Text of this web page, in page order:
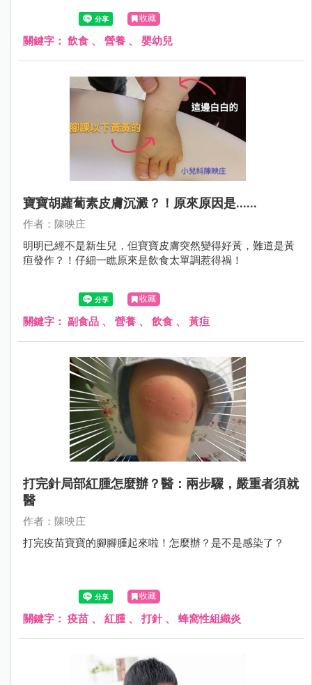
收藏
關鍵字： 飲食 、 營養 、 嬰幼兒
寶寶胡蘿蔔素皮膚沉澱？！原來原因是......
作者：陳映庄
明明已經不是新生兒，但寶寶皮膚突然變得好黃，難道是黃
疸發作？！仔細一瞧原來是飲食太單調惹得禍！
收藏
關鍵字： 副食品 、 營養 、 飲食 、 黃疸
打完針局部紅腫怎麼辦？醫：兩步驟，嚴重者須就
醫
作者：陳映庄
打完疫苗寶寶的腳腳腫起來啦！怎麼辦？是不是感染了？
收藏
關鍵字： 疫苗 、 紅腫、 打針 、 蜂窩性組織炎